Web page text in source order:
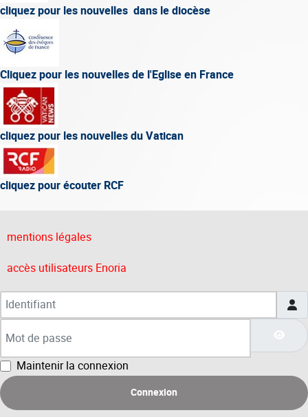
cliquez pour les nouvelles dans le diocèse
Cliquez pour les nouvelles de l'Eglise en France
cliquez pour les nouvelles du Vatican
cliquez pour écouter RCF
mentions légales
accès utilisateurs Enoria
Identifiant
Maintenir la connexion
Connexion